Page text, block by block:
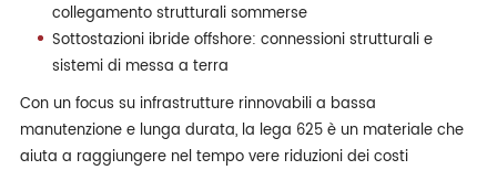
collegamento strutturali sommerse
Sottostazioni ibride offshore: connessioni strutturali e
sistemi di messa a terra
Con un focus su infrastrutture rinnovabili a bassa
manutenzione e lunga durata, la lega 625 è un materiale che
aiuta a raggiungere nel tempo vere riduzioni dei costi